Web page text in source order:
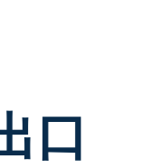
口